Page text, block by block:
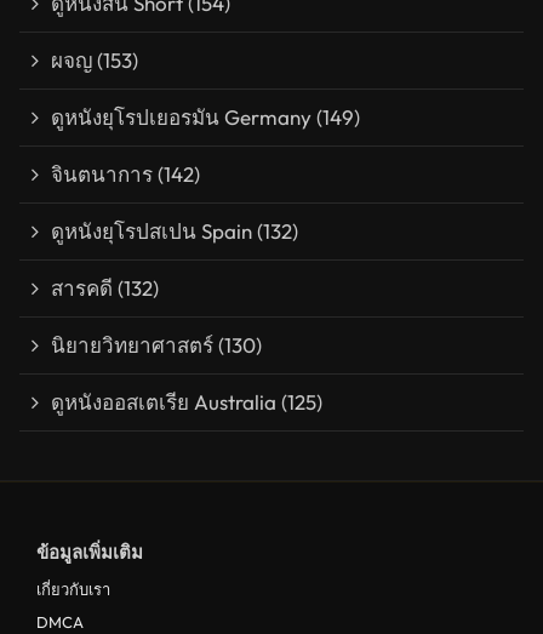
ผจญ(153)
ดูหนังยุโรปเยอรมัน Germany(149)
จินตนาการ(142)
ดูหนังยุโรปสเปน Spain(132)
สารคดี (132)
นิยายวิทยาศาสตร์(130)
ดูหนังออสเตเรีย Australia (125)
ข้อมูลเพิ่มเติม
เกี่ยวกับเรา
DMCA